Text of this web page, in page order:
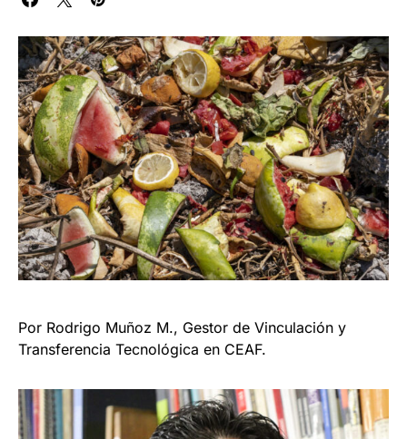
Por Rodrigo Muñoz M., Gestor de Vinculación y
Transferencia Tecnológica en CEAF.